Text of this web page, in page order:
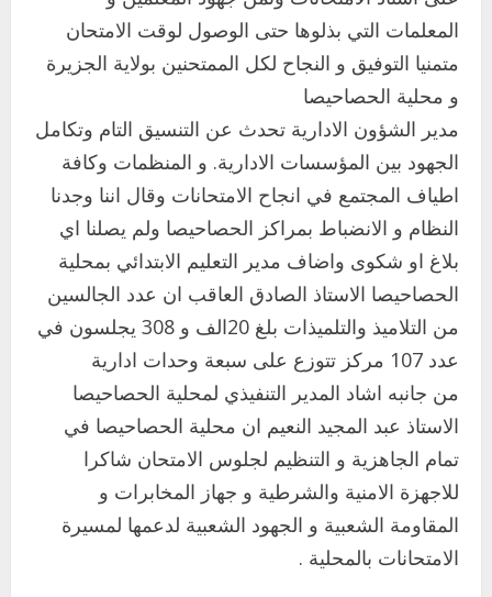
المعلمات التي بذلوها حتى الوصول لوقت الامتحان
متمنيا التوفيق و النجاح لكل الممتحنين بولاية الجزيرة
و محلية الحصاحيصا
مدير الشؤون الادارية تحدث عن التنسيق التام وتكامل
الجهود بين المؤسسات الادارية. و المنظمات وكافة
اطياف المجتمع في انجاح الامتحانات وقال اننا وجدنا
النظام و الانضباط بمراكز الحصاحيصا ولم يصلنا اي
بلاغ او شكوى واضاف مدير التعليم الابتدائي بمحلية
الحصاحيصا الاستاذ الصادق العاقب ان عدد الجالسين
من التلاميذ والتلميذات بلغ 20الف و 308 يجلسون في
عدد 107 مركز تتوزع على سبعة وحدات ادارية
من جانبه اشاد المدير التنفيذي لمحلية الحصاحيصا
الاستاذ عبد المجيد النعيم ان محلية الحصاحيصا في
تمام الجاهزية و التنظيم لجلوس الامتحان شاكرا
للاجهزة الامنية والشرطية و جهاز المخابرات و
المقاومة الشعبية و الجهود الشعبية لدعمها لمسيرة
الامتحانات بالمحلية .
2
اخر الاخبار
التعليم الخاص بمحلية ودمدني الكبرى
يعلن تخفيض الرسوم الدراسية لهذا العام
بنسبة15%
3
اخر الاخبار
وزير التربية والتعليم بالولاية يدشن ورشة
تأهيل معلمي مادة اللغة الإنجليزية بمحلية
ودمدني الكبرى
أغسطس 3, 2026
اخر الاخبار الاخبار
مدير إدارة الجودة و التطوير الإداري